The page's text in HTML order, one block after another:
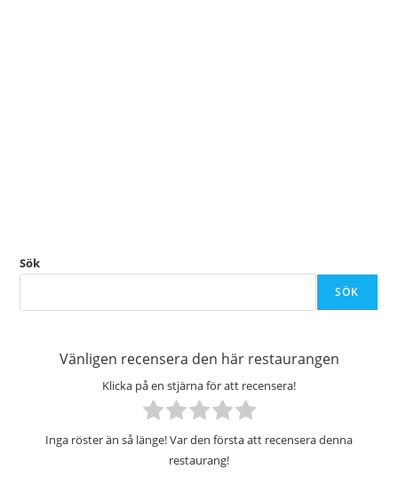
Sök
SÖK
Vänligen recensera den här restaurangen
Klicka på en stjärna för att recensera!
Inga röster än så länge! Var den första att recensera denna
restaurang!